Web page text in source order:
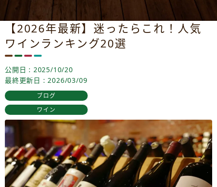
【2026年最新】迷ったらこれ！人気
ワインランキング20選
公開日 : 2025/10/20
最終更新日 : 2026/03/09
ブログ
ワイン